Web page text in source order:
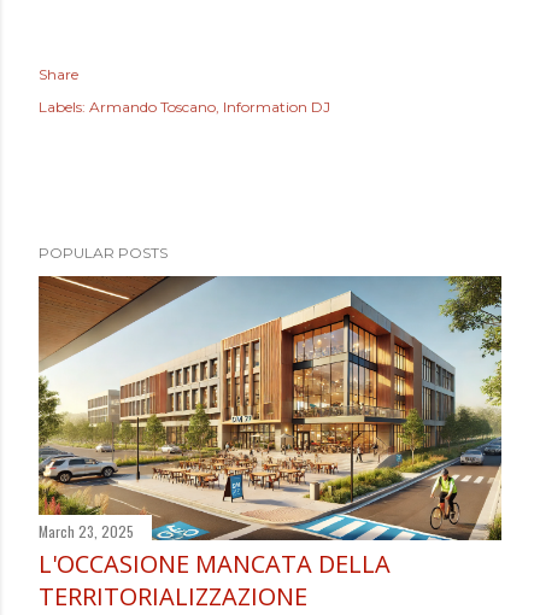
Share
Labels: Armando Toscano Information DJ
POPULAR POSTS
March 23, 2025
L'OCCASIONE MANCATA DELLA
TERRITORIALIZZAZIONE